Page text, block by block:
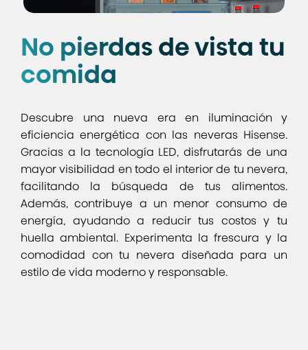
No pierdas de vista tu
comida
Descubre una nueva era en iluminación y
eficiencia energética con las neveras Hisense.
Gracias a la tecnología LED, disfrutarás de una
mayor visibilidad en todo el interior de tu nevera,
facilitando la búsqueda de tus alimentos.
Además, contribuye a un menor consumo de
energía, ayudando a reducir tus costos y tu
huella ambiental. Experimenta la frescura y la
comodidad con tu nevera diseñada para un
estilo de vida moderno y responsable.